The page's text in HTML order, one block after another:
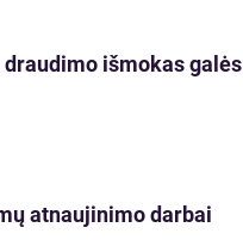
išmokas
atnaujinimo darbai